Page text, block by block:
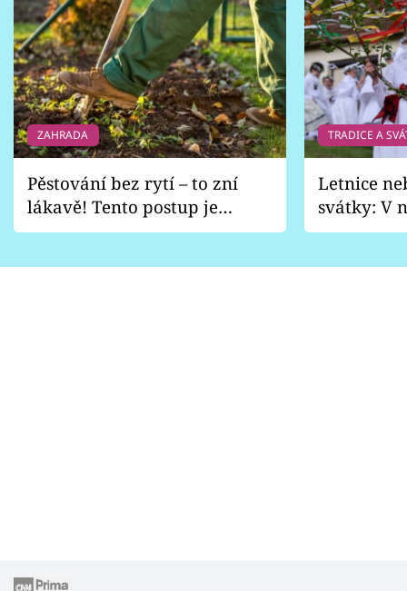
ZAHRADA
Pěstování bez rytí – to zní
lákavě! Tento postup je
vhodný jen pro některé
TRADICE A
Letnice
svátky: V
pondělí